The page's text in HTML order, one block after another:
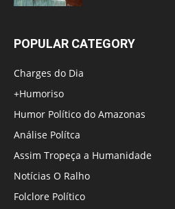
POPULAR CATEGORY
Charges do Dia
+Humoriso
Humor Político do Amazonas
Análise Polítca
Assim Tropeça a Humanidade
Notícias O Ralho
Folclore Político